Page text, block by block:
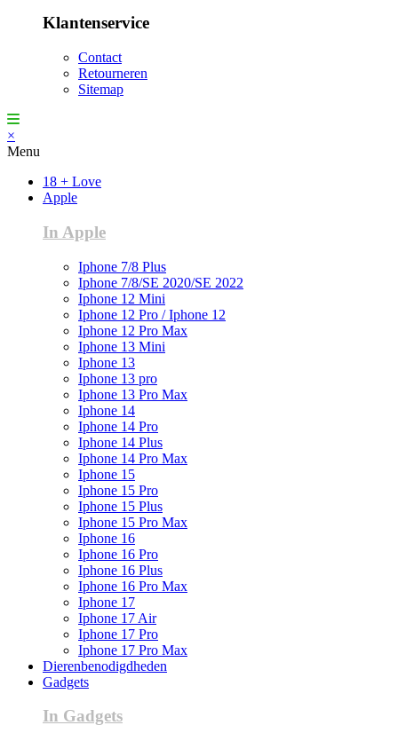
Klantenservice
Contact
Retourneren
Sitemap
×
Menu
18 + Love
Apple
In Apple
Iphone 7/8 Plus
Iphone 7/8/SE 2020/SE 2022
Iphone 12 Mini
Iphone 12 Pro / Iphone 12
Iphone 12 Pro Max
Iphone 13 Mini
Iphone 13
Iphone 13 pro
Iphone 13 Pro Max
Iphone 14
Iphone 14 Pro
Iphone 14 Plus
Iphone 14 Pro Max
Iphone 15
Iphone 15 Pro
Iphone 15 Plus
Iphone 15 Pro Max
Iphone 16
Iphone 16 Pro
Iphone 16 Plus
Iphone 16 Pro Max
Iphone 17
Iphone 17 Air
Iphone 17 Pro
Iphone 17 Pro Max
Dierenbenodigdheden
Gadgets
In Gadgets